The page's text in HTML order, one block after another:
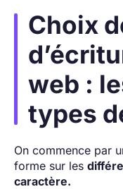
Choix
web :
types
On commence par
forme sur les
caractère.